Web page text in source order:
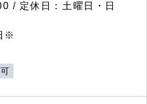
/ 定休日：土曜日・日
※